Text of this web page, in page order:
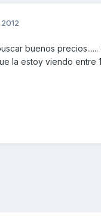
buenos
la estoy viendo entre